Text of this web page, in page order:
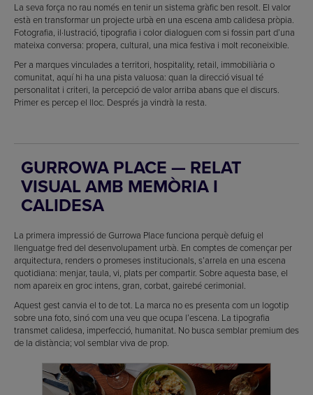
La seva força no rau només en tenir un sistema gràfic ben resolt. El valor
està en transformar un projecte urbà en una escena amb calidesa pròpia.
Fotografia, il·lustració, tipografia i color dialoguen com si fossin part d’una
mateixa conversa: propera, cultural, una mica festiva i molt reconeixible.
Per a marques vinculades a territori, hospitality, retail, immobiliària o
comunitat, aquí hi ha una pista valuosa: quan la direcció visual té
personalitat i criteri, la percepció de valor arriba abans que el discurs.
Primer es percep el lloc. Després ja vindrà la resta.
GURROWA PLACE — RELAT
VISUAL AMB MEMÒRIA I
CALIDESA
La primera impressió de Gurrowa Place funciona perquè defuig el
llenguatge fred del desenvolupament urbà. En comptes de començar per
arquitectura, renders o promeses institucionals, s’arrela en una escena
quotidiana: menjar, taula, vi, plats per compartir. Sobre aquesta base, el
nom apareix en groc intens, gran, corbat, gairebé cerimonial.
Aquest gest canvia el to de tot. La marca no es presenta com un logotip
sobre una foto, sinó com una veu que ocupa l’escena. La tipografia
transmet calidesa, imperfecció, humanitat. No busca semblar premium des
de la distància; vol semblar viva de prop.